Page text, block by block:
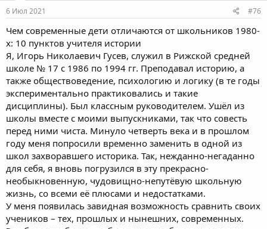
е
м
ы
а
и
я
6 Июл 2021 #76
Чем современные дети отличаются от школьников 1980-
х: 10 пунктов учителя истории
Я, Игорь Николаевич Гусев, служил в Рижской средней
школе № 17 с 1986 по 1994 гг. Преподавал историю, а
также обществоведение, психологию и логику (в те годы
экспериментально практиковались и такие
дисциплины). Был классным руководителем. Ушёл из
школы вместе с моими выпускниками, так что совесть
перед ними чиста. Минуло четверть века и в прошлом
году меня попросили временно заменить в одной из
школ захворавшего историка. Так, нежданно-негаданно
для себя, я вновь погрузился в эту прекрасно-
необыкновенную, чудовищно-непутёвую школьную
жизнь, со всеми её плюсами и недостатками.
У меня появилась завидная возможность сравнить своих
учеников – тех, прошлых и нынешних, современных.